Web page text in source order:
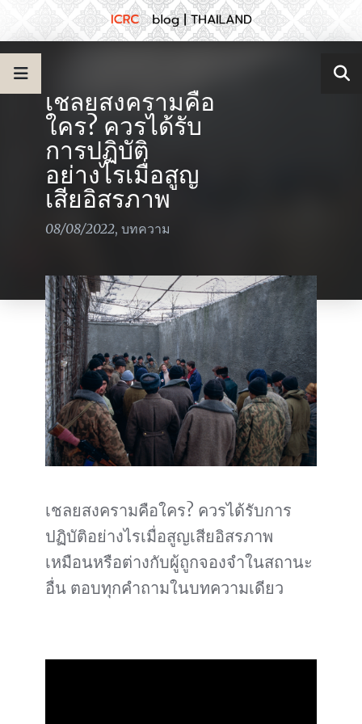
เชลยสงครามคือ
ใคร? ควรได้รับ
การปฏิบัติ
อย่างไรเมื่อสูญ
เสียอิสรภาพ
08/08/2022, บทความ
เชลยสงครามคือใคร? ควรได้รับการ
ปฏิบัติอย่างไรเมื่อสูญเสียอิสรภาพ
เหมือนหรือต่างกับผู้ถูกจองจำในสถานะ
อื่น ตอบทุกคำถามในบทความเดียว